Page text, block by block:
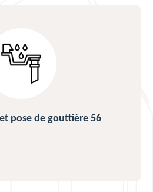
pose de gouttière 56